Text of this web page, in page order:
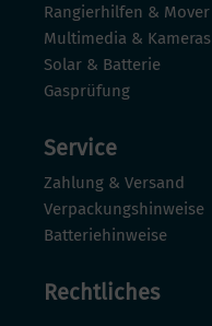
Rangierhilfen & Mover
Multimedia & Kameras
Solar & Batterie
Gasprüfung
Service
Zahlung & Versand
Verpackungshinweise
Batteriehinweise
Rechtliches